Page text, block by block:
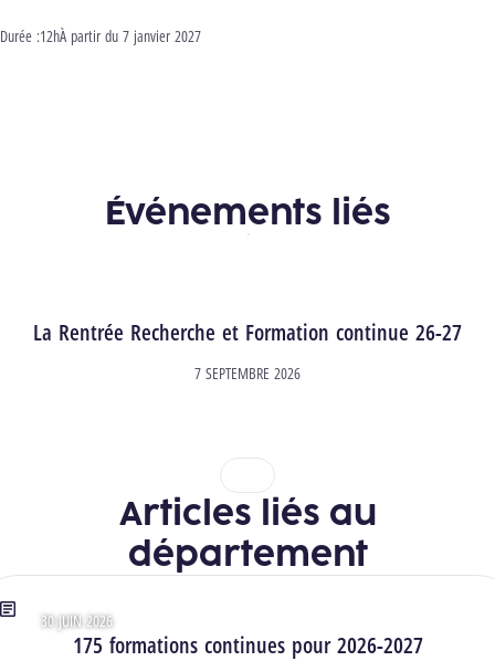
Durée :12hDébut :
À partir du 7 janvier 2027
Événements liés
La Rentrée Recherche et Formation continue 26-27
7 SEPTEMBRE 2026
1
Articles liés au
département
175 formations continues pour 2026-2027
Type : Articles
30 JUIN 2026